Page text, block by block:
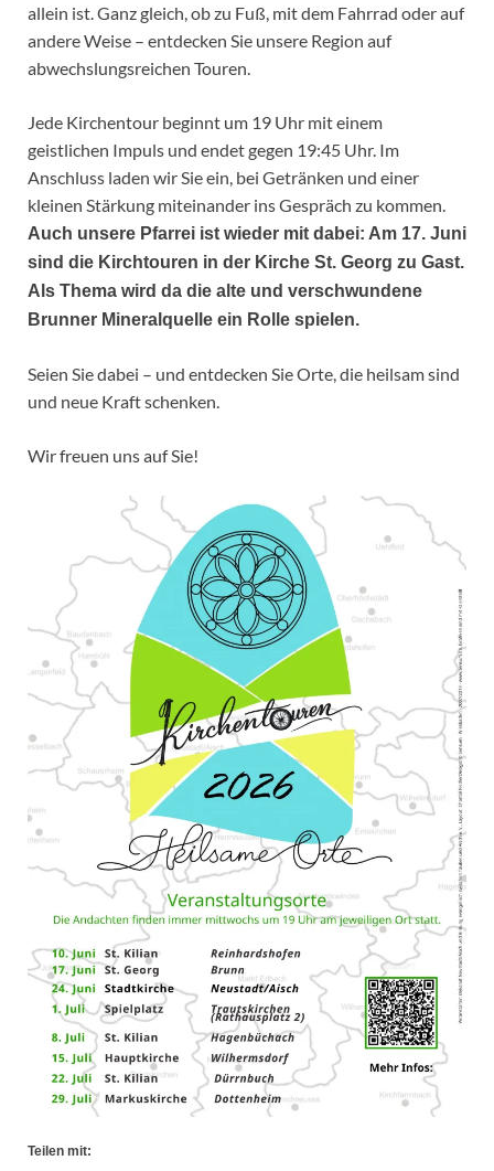
allein ist. Ganz gleich, ob zu Fuß, mit dem Fahrrad oder auf
andere Weise – entdecken Sie unsere Region auf
abwechslungsreichen Touren.
Jede Kirchentour beginnt um 19 Uhr mit einem
geistlichen Impuls und endet gegen 19:45 Uhr. Im
Anschluss laden wir Sie ein, bei Getränken und einer
kleinen Stärkung miteinander ins Gespräch zu kommen.
Auch unsere Pfarrei ist wieder mit dabei: Am 17. Juni
sind die Kirchtouren in der Kirche St. Georg zu Gast.
Als Thema wird da die alte und verschwundene
Brunner Mineralquelle ein Rolle spielen.
Seien Sie dabei – und entdecken Sie Orte, die heilsam sind
und neue Kraft schenken.
Wir freuen uns auf Sie!
Teilen mit: